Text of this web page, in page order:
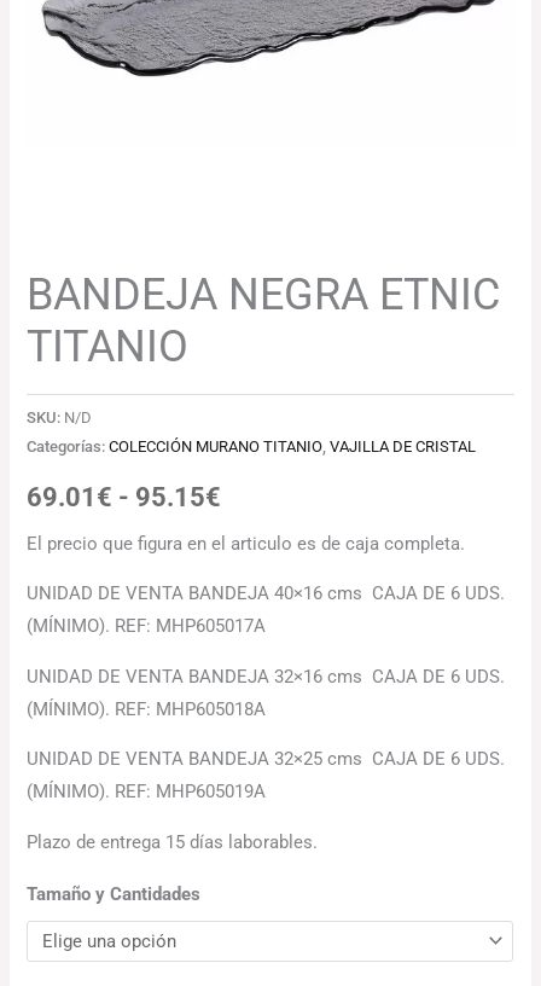
BANDEJA NEGRA ETNIC
TITANIO
SKU: N/D
Categorías:COLECCIÓN MURANO TITANIO ,VAJILLA DE CRISTAL
69.01 € - 95.15€
hasta
95.15€
El precio que figura en el articulo es de caja completa.
UNIDAD DE VENTA BANDEJA 40×16 cms CAJA DE 6 UDS.
(MÍNIMO). REF: MHP605017A
UNIDAD DE VENTA BANDEJA 32×16 cms CAJA DE 6 UDS.
(MÍNIMO). REF: MHP605018A
UNIDAD DE VENTA BANDEJA 32×25 cms CAJA DE 6 UDS.
(MÍNIMO). REF: MHP605019A
Plazo de entrega 15 días laborables.
Tamaño y Cantidades